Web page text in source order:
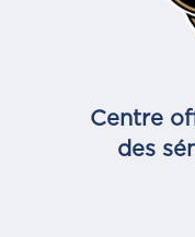
Centre
des